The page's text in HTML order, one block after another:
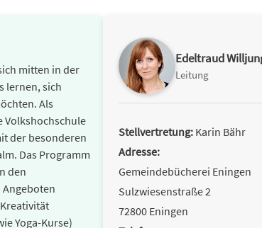
mitten in der
lernen, sich
Als
Volkshochschule
der besonderen
Das Programm
den
Yoga-Kurse)
Edeltraud
Leitung
Stellvertretung: Karin Bähr
Adresse:
Gemeindebücherei Eningen
Sulzwiesenstraße 2
72800 Eningen